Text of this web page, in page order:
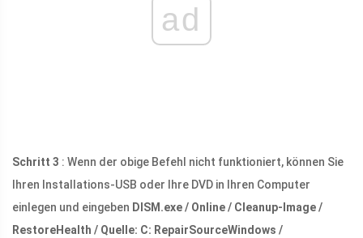
ad
Schritt 3 : Wenn der obige Befehl nicht funktioniert, können Sie
Ihren Installations-USB oder Ihre DVD in Ihren Computer
einlegen und eingeben DISM.exe / Online / Cleanup-Image /
RestoreHealth / Quelle: C: RepairSourceWindows /